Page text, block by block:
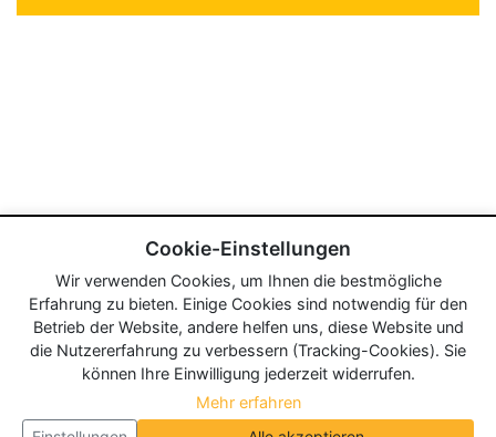
Cookie-Einstellungen
Wir verwenden Cookies, um Ihnen die bestmögliche
Erfahrung zu bieten. Einige Cookies sind notwendig für den
Betrieb der Website, andere helfen uns, diese Website und
die Nutzererfahrung zu verbessern (Tracking-Cookies). Sie
können Ihre Einwilligung jederzeit widerrufen.
Mehr erfahren